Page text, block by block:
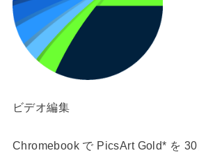
ビデオ編集
Chromebook で PicsArt Gold* を 30